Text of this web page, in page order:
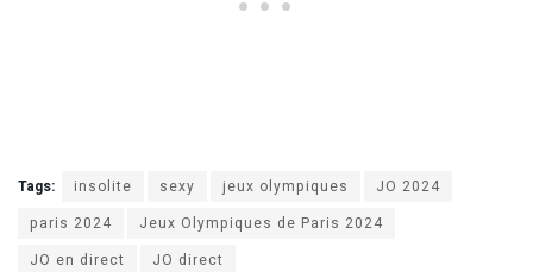
Tags: insolite sexy jeux olympiques
JO 2024
paris 2024
Jeux Olympiques de Paris 2024
JO en direct
JO direct